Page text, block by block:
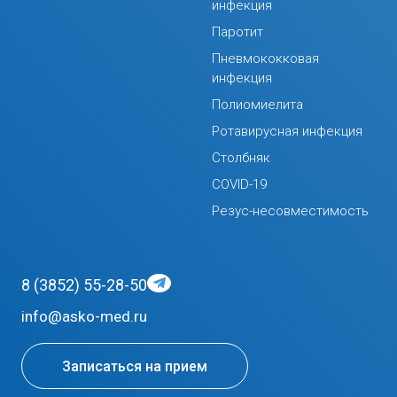
инфекция
Паротит
Пневмококковая
инфекция
Полиомиелита
Ротавирусная инфекция
Столбняк
COVID-19
Резус-несовместимость
8 (3852) 55-28-50
info@asko-med.ru
Записаться на прием